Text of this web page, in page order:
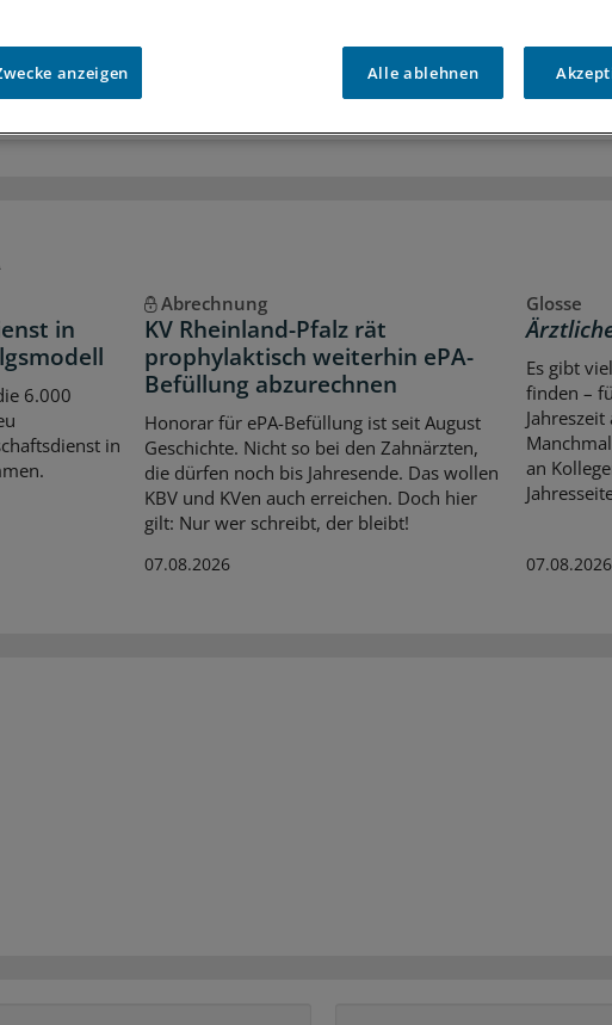
Zugriff auf alle
medizinischen Berichte und Kommentare
Voraussetzungen für den Zugang
in
6.000
in
Abrechnung
KV Rheinland-Pfalz rät
prophylaktisch weiterhin ePA-
Befüllung abzurechnen
Honorar für ePA-Befüllung ist seit August
Geschichte. Nicht so bei den Zahnärzten,
die dürfen noch bis Jahresende. Das wollen
KBV und KVen auch erreichen. Doch hier
gilt: Nur wer schreibt, der bleibt!
07.08.2026
Glosse
Es gibt
finden –
an
07.08.2026
anzeigen Alle ablehnen